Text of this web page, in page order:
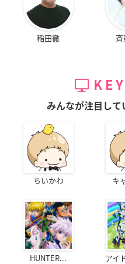
稲田徹 斉
みんなが注目して
ちいかわ キ
HUNTER... アイ